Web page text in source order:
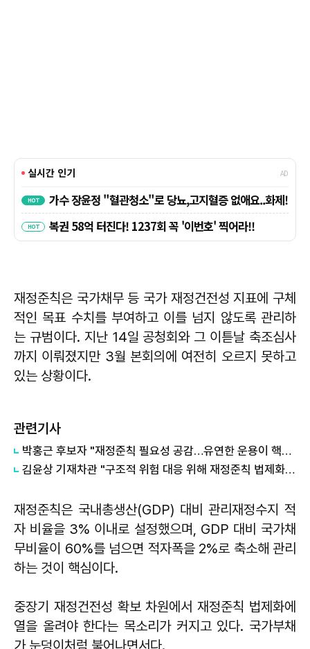
재정준칙은 국가채무 등 국가 재정건전성 지표에 구체
적인 목표 수치를 부여하고 이를 넘지 않도록 관리하
는 규범이다. 지난 14일 공청회와 그 이튿날 축조심사
까지 이뤄졌지만 3월 본회의에 여전히 오르지 못하고
있는 상황이다.
관련기사
박홍근 후보자 "재정준칙 필요성 공감…유연한 운용이 핵심"
김윤상 기재차관 "구조적 위험 대응 위해 재정준칙 법제화 필요"
재정준칙은 국내총생산(GDP) 대비 관리재정수지 적
자 비율을 3% 이내로 설정했으며, GDP 대비 국가채
무비율이 60%를 넘으면 적자폭을 2%로 축소해 관리
하는 것이 핵심이다.
중장기 재정건전성 확보 차원에서 재정준칙 법제화에
열을 올려야 한다는 목소리가 커지고 있다. 국가부채
가 눈덩이처럼 불어나면서다.